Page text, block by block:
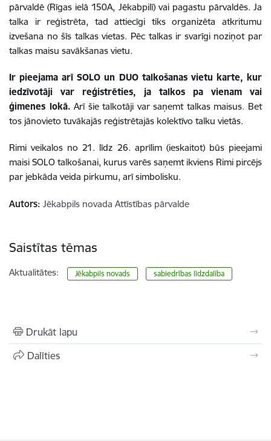
pārvaldē (Rīgas ielā 150A, Jēkabpilī) vai pagastu pārvaldēs. Ja
talka ir reģistrēta, tad attiecīgi tiks organizēta atkritumu
izvešana no šīs talkas vietas. Pēc talkas ir svarīgi noziņot par
talkas maisu savākšanas vietu.
Ir pieejama arī SOLO un DUO talkošanas vietu karte, kur
iedzīvotāji var reģistrēties, ja talkos pa vienam vai
ģimenes lokā. Arī šie talkotāji var saņemt talkas maisus. Bet
tos jānovieto tuvākajās reģistrētajās kolektīvo talku vietās.
Rimi veikalos no 21. līdz 26. aprīlim (ieskaitot) būs pieejami
maisi SOLO talkošanai, kurus varēs saņemt ikviens Rimi pircējs
par jebkāda veida pirkumu, arī simbolisku.
Autors: Jēkabpils novada Attīstības pārvalde
Saistītas tēmas
Aktualitātes: Jēkabpils novads sabiedrības līdzdalība
Drukāt lapu
Dalīties